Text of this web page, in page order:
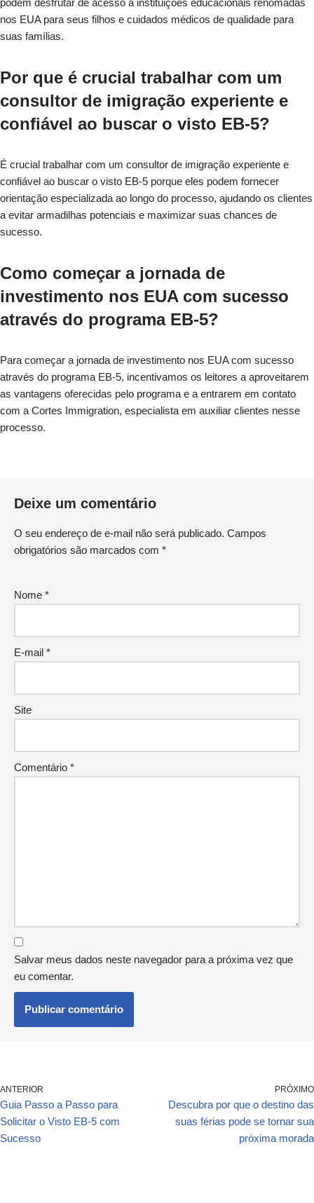
podem desfrutar de acesso a instituições educacionais renomadas
nos EUA para seus filhos e cuidados médicos de qualidade para
suas famílias.
Por que é crucial trabalhar com um
consultor de imigração experiente e
confiável ao buscar o visto EB-5?
É crucial trabalhar com um consultor de imigração experiente e
confiável ao buscar o visto EB-5 porque eles podem fornecer
orientação especializada ao longo do processo, ajudando os clientes
a evitar armadilhas potenciais e maximizar suas chances de
sucesso.
Como começar a jornada de
investimento nos EUA com sucesso
através do programa EB-5?
Para começar a jornada de investimento nos EUA com sucesso
através do programa EB-5, incentivamos os leitores a aproveitarem
as vantagens oferecidas pelo programa e a entrarem em contato
com a Cortes Immigration, especialista em auxiliar clientes nesse
processo.
Deixe um comentário
O seu endereço de e-mail não será publicado. Campos
obrigatórios são marcados com *
Nome *
E-mail *
Site
Comentário *
Salvar meus dados neste navegador para a próxima vez que
eu comentar.
ANTERIOR
Guia Passo a Passo para
Solicitar o Visto EB-5 com
Sucesso
PRÓXIMO
Descubra por que o destino das
suas férias pode se tornar sua
próxima morada